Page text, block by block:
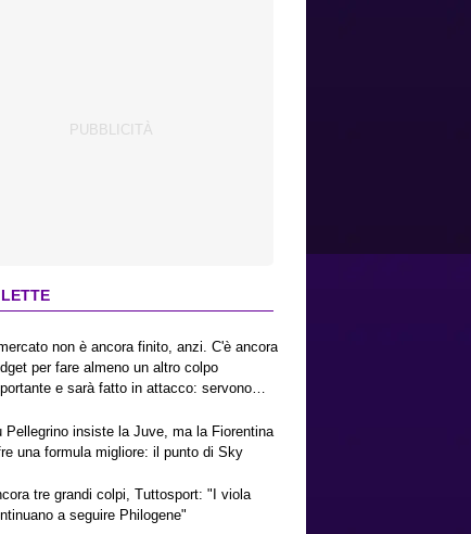
mercato non è ancora finito, anzi. C'è ancora
per fare almeno un altro colpo
e sarà fatto in attacco: servono
caccia al giusto incastro
Pellegrino insiste la Juve, ma la Fiorentina
una formula migliore: il punto di Sky
tre grandi colpi, Tuttosport: "I viola
a seguire Philogene"